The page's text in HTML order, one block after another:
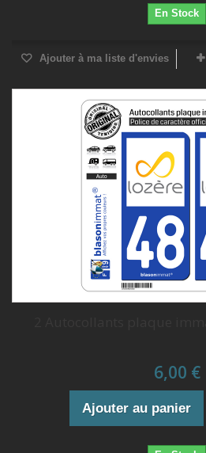
En Stock
Ajouter à ma liste d'envies
6,00 €
Ajouter au panier